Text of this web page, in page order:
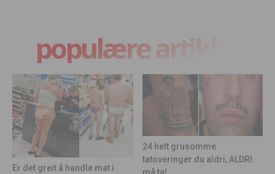
populære artikler
Er det greit å handle mat i
24 helt grusomme
tatoveringer du aldri, ALDRI